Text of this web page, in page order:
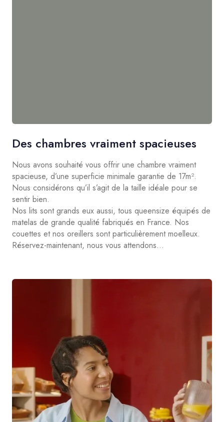
Des chambres vraiment spacieuses
Nous avons souhaité vous offrir une chambre vraiment
spacieuse, d’une superficie minimale garantie de 17m².
Nous considérons qu’il s’agit de la taille idéale pour se
sentir bien.
Nos lits sont grands eux aussi, tous queensize équipés de
matelas de grande qualité fabriqués en France. Nos
couettes et nos oreillers sont particulièrement moelleux.
Réservez-maintenant, nous vous attendons…